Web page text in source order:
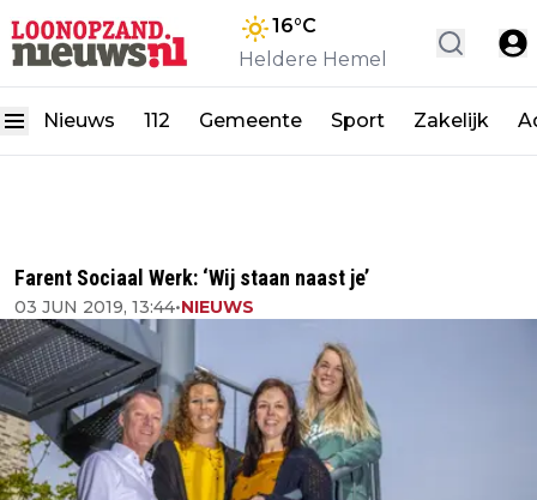
16°C
Heldere Hemel
Nieuws 112 Gemeente Sport Zakelijk
Farent Sociaal Werk: ‘Wij staan naast je’
03 JUN 2019, 13:44•NIEUWS